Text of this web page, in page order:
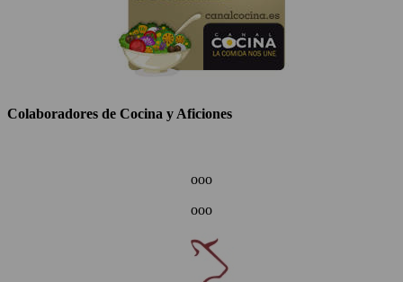
Colaboradores de Cocina y Aficiones
ooo
ooo